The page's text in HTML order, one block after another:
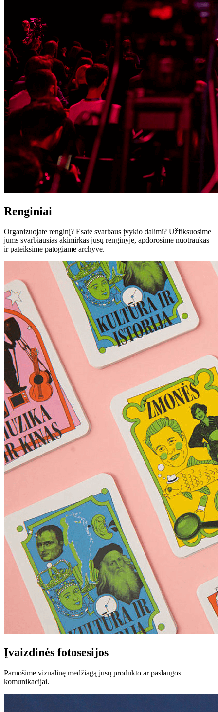
Renginiai
Organizuojate renginį? Esate svarbaus įvykio dalimi? Užfiksuosime
jums svarbiausias akimirkas jūsų renginyje, apdorosime nuotraukas
ir pateiksime patogiame archyve.
Įvaizdinės fotosesijos
Paruošime vizualinę medžiagą jūsų produkto ar paslaugos
komunikacijai.